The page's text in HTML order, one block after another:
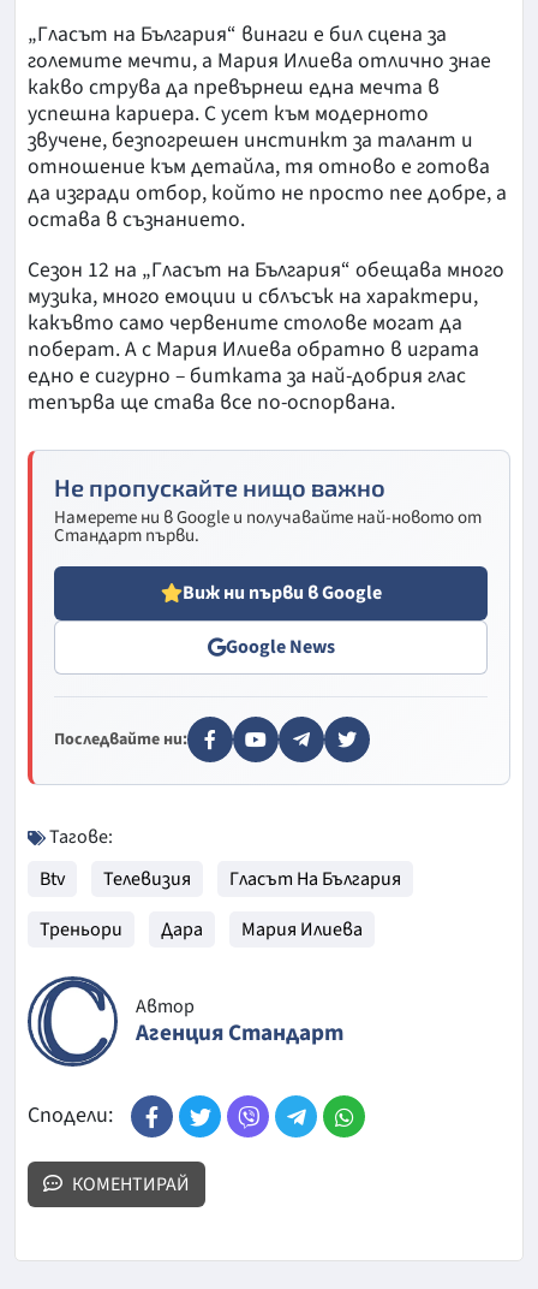
„Гласът на България“ винаги е бил сцена за
големите мечти, а Мария Илиева отлично знае
какво струва да превърнеш една мечта в
успешна кариера. С усет към модерното
звучене, безпогрешен инстинкт за талант и
отношение към детайла, тя отново е готова
да изгради отбор, който не просто пее добре, а
остава в съзнанието.
Сезон 12 на „Гласът на България“ обещава много
музика, много емоции и сблъсък на характери,
какъвто само червените столове могат да
поберат. А с Мария Илиева обратно в играта
едно е сигурно – битката за най-добрия глас
тепърва ще става все по-оспорвана.
Не пропускайте нищо важно
Намерете ни в Google и получавайте най-новото от
Стандарт първи.
Виж ни първи в Google
Google News
Последвайте ни:
Тагове:
Btv
Телевизия
Гласът На България
Треньори
Дара Мария Илиева
Автор
Агенция Стандарт
Сподели:
КОМЕНТИРАЙ